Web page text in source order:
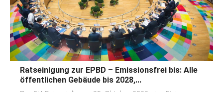
Ratseinigung zur EPBD – Emissionsfrei bis: Alle
öffentlichen Gebäude bis 2028,...